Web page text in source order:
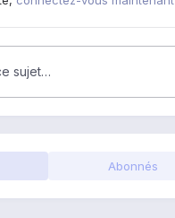
sujet…
Abonnés